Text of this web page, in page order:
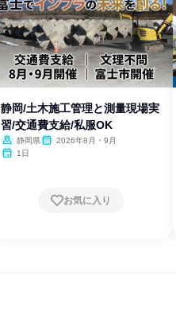
静岡/土木施工管理と測量現場実
習/交通費支給/私服OK
静岡県
2026年8月・9月
1日
お気に入り